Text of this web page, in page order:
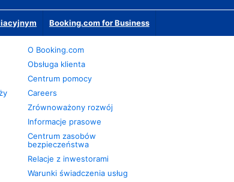
Booking.com for Business
O Booking.com
Obsługa klienta
Centrum pomocy
Careers
Zrównoważony rozwój
Informacje prasowe
Centrum zasobów
bezpieczeństwa
Relacje z inwestorami
Warunki świadczenia usług